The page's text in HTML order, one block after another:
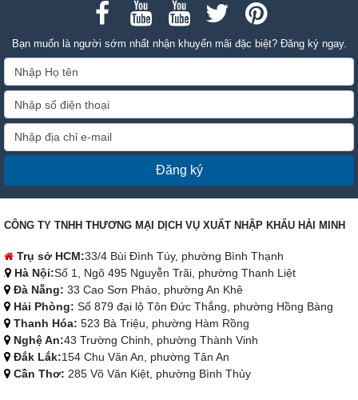
Bạn muốn là người sớm nhất nhận khuyến mãi đặc biệt? Đăng ký ngay.
Đăng ký
CÔNG TY TNHH THƯƠNG MẠI DỊCH VỤ XUẤT NHẬP KHẨU HẢI MINH
Trụ sở HCM:33/4 Bùi Đình Túy, phường Bình Thạnh
Hà Nội:Số 1, Ngõ 495 Nguyễn Trãi, phường Thanh Liệt
Đà Nẵng: 33 Cao Sơn Pháo, phường An Khê
Hải Phòng: Số 879 đại lộ Tôn Đức Thắng, phường Hồng Bàng
Thanh Hóa: 523 Bà Triệu, phường Hàm Rồng
Nghệ An:43 Trường Chinh, phường Thành Vinh
Đắk Lắk:154 Chu Văn An, phường Tân An
Cần Thơ: 285 Võ Văn Kiệt, phường Bình Thủy